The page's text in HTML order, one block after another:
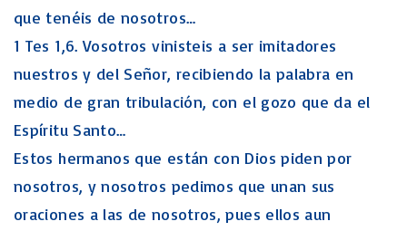
que tenéis de nosotros…
1 Tes 1,6. Vosotros vinisteis a ser imitadores
nuestros y del Señor, recibiendo la palabra en
medio de gran tribulación, con el gozo que da el
Espíritu Santo…
Estos hermanos que están con Dios piden por
nosotros, y nosotros pedimos que unan sus
oraciones a las de nosotros, pues ellos aun